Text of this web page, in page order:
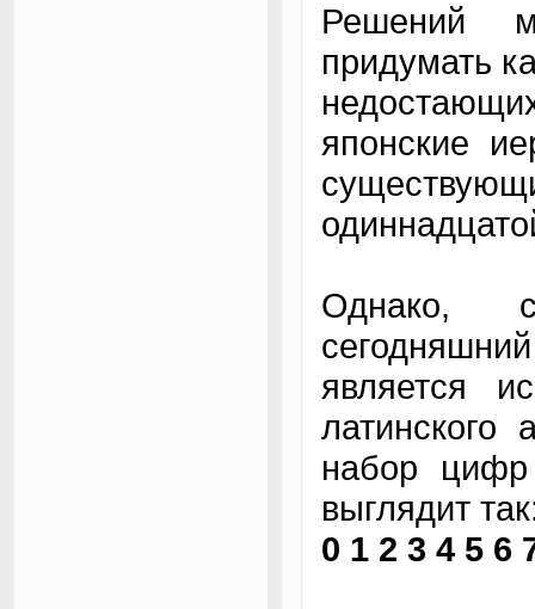
Решений
придумать
японские
Однако,
является
набор цифр
выглядит
0 1 2 3 4 5 6